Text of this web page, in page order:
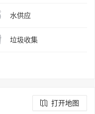
水供应
垃圾收集
打开地图